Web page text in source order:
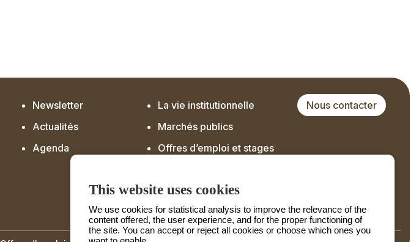
Newsletter
La vie institutionnelle
Actualités
Marchés publics
Agenda
Offres d’emploi et stages
Nous contacter
This website uses cookies
We use cookies for statistical analysis to improve the relevance of the
content offered, the user experience, and for the proper functioning of
the site. You can accept or reject all cookies or choose which ones you